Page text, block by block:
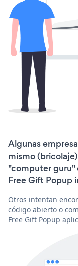
Algunas
mismo
"computer guru"
Free Gift Popup
Otros intentan
código abierto o
Free Gift Popup